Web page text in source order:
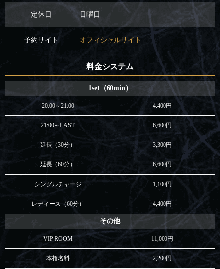
定休日 日曜日
予約サイト オフィシャルサイト
料金システム
1set（60min）
20:00～21:00 4,400円
21:00～LAST 6,600円
延長（30分） 3,300円
延長（60分） 6,600円
シングルチャージ 1,100円
レディース（60分） 4,400円
その他
VIP ROOM 11,000円
本指名料 2,200円